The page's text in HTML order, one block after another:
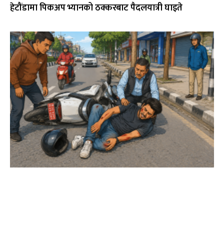
हेटौंडामा पिकअप भ्यानको ठक्करबाट पैदलयात्री घाइते